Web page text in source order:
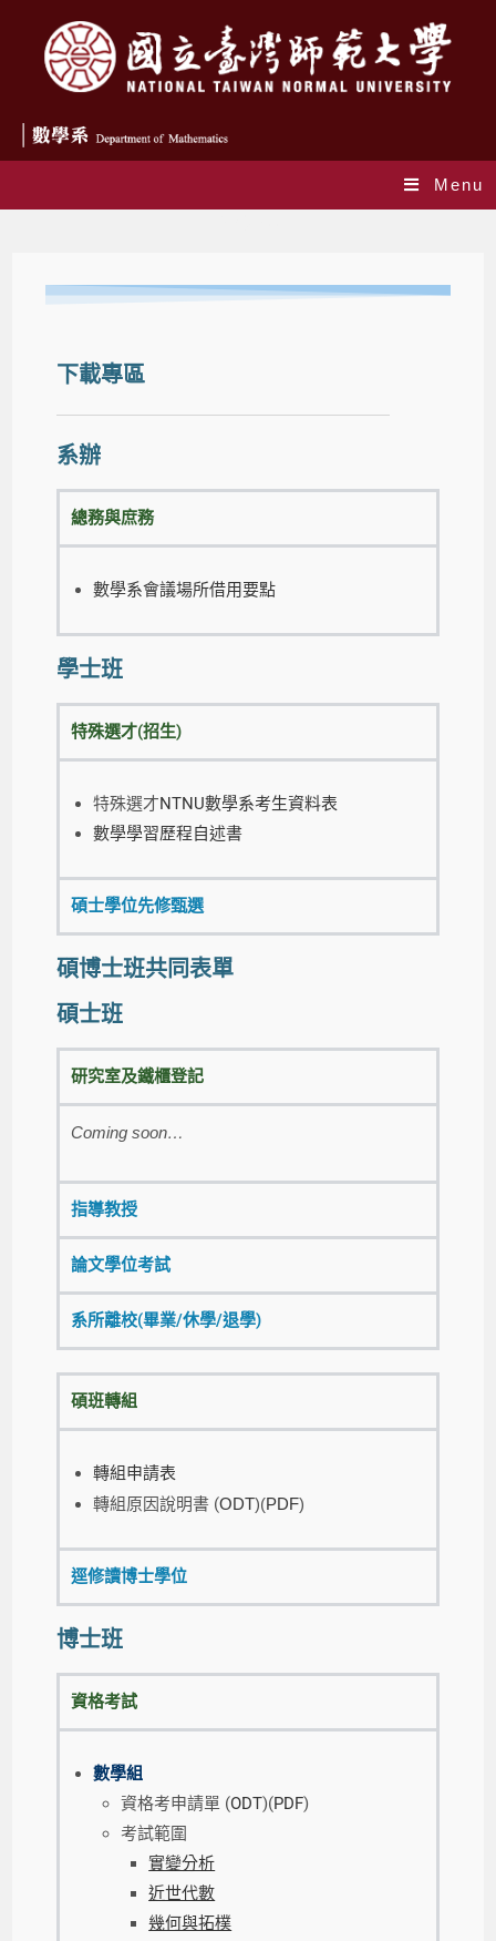
Menu
下載專區
系辦
總務與庶務
數學系會議場所借用要點
學士班
特殊選才(招生)
特殊選才NTNU數學系考生資料表
數學學習歷程自述書
碩士學位先修甄選
碩博士班共同表單
碩士班
研究室及鐵櫃登記
Coming soon…
指導教授
論文學位考試
系所離校(畢業/休學/退學)
碩班轉組
轉組申請表
轉組原因說明書 (ODT)(PDF)
逕修讀博士學位
博士班
資格考試
數學組
資格考申請單 (ODT)(PDF)
考試範圍
實變分析
近世代數
幾何與拓樸